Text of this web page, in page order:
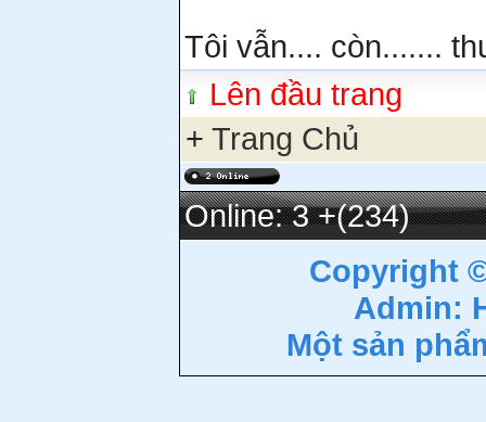
Tôi vẫn.... còn.......
Lên đầu trang
+ Trang Chủ
Online: 3+(234)
Copyright
Admin:
Một sản